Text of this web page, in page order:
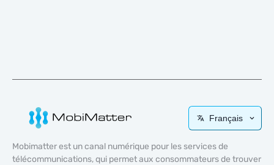
Français
Mobimatter est un canal numérique pour les services de
télécommunications, qui permet aux consommateurs de trouver